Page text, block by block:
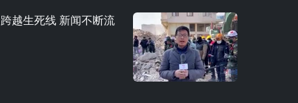
跨越生死线 新闻不断流